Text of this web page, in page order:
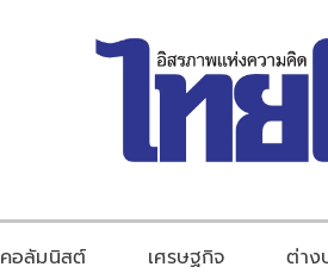
คอลัมนิสต์ เศรษฐกิจ ต่าง